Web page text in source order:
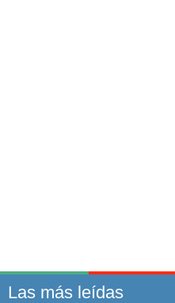
Las más leídas